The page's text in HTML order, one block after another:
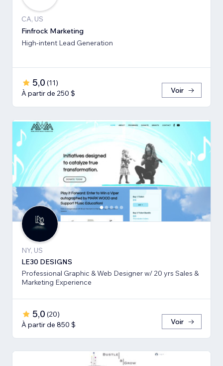
CA, US
Finfrock Marketing
High-intent Lead Generation
5,0 (11)
À partir de 250 $
Voir
NY, US
LE30 DESIGNS
Professional Graphic & Web Designer w/ 20 yrs Sales &
Marketing Experience
5,0 (20)
À partir de 850 $
Voir